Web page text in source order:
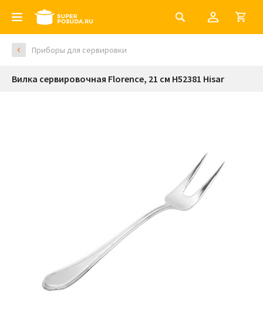
Приборы для сервировки
Вилка сервировочная Florence, 21 см H52381 Hisar